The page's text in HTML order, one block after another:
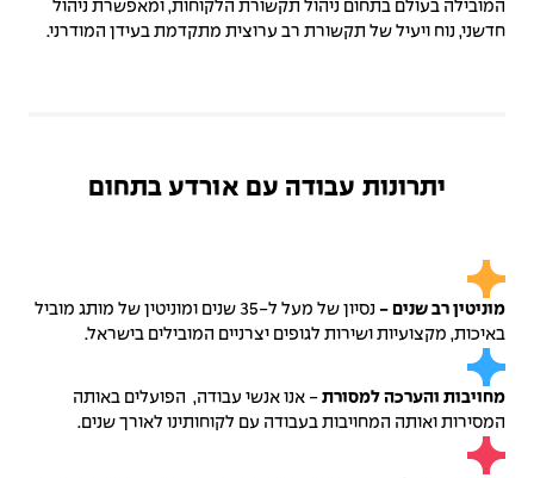
המובילה בעולם בתחום ניהול תקשורת הלקוחות, ומאפשרת ניהול
חדשני, נוח ויעיל של תקשורת רב ערוצית מתקדמת בעידן המודרני.
יתרונות עבודה עם אורדע בתחום
מוניטין רב שנים -
נסיון של מעל ל-35 שנים ומוניטין של מותג מוביל
באיכות, מקצועיות ושירות לגופים יצרניים המובילים בישראל.
מחויבות והערכה למסורת - אנו אנשי עבודה, הפועלים באותה
המסירות ואותה המחויבות בעבודה עם לקוחותינו לאורך שנים.